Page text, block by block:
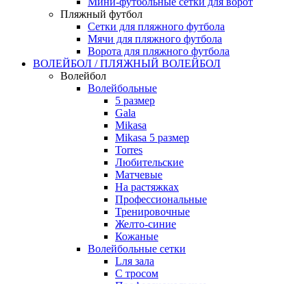
Пляжный футбол
Сетки для пляжного футбола
Мячи для пляжного футбола
Ворота для пляжного футбола
ВОЛЕЙБОЛ / ПЛЯЖНЫЙ ВОЛЕЙБОЛ
Волейбол
Волейбольные
5 размер
Gala
Mikasa
Mikasa 5 размер
Torres
Любительские
Матчевые
На растяжках
Профессиональные
Тренировочные
Желто-синие
Кожаные
Волейбольные сетки
Lля зала
C тросом